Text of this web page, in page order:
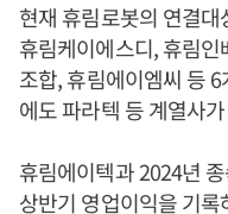
현재 휴림로봇의 연결
휴림케이에스디, 휴림
조합, 휴림에이엠씨 등
에도 파라텍 등 계열사
휴림에이텍과 2024년
상반기 영업이익을 기